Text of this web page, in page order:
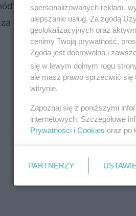
oraz północ-południe.
wykształconych
spersonalizowanych reklam,
ulepszanie usług. Za zgodą
geolokalizacyjnych oraz
cenimy Twoją prywatność,
Zgoda jest dobrowolna i
się w lewym dolnym rogu
ale masz prawo sprzeciwić się
witrynie.
Zapoznaj się z poniższymi
internetowych. Szczegółowe
Prywatności i Cookies oraz po
PARTNERZY